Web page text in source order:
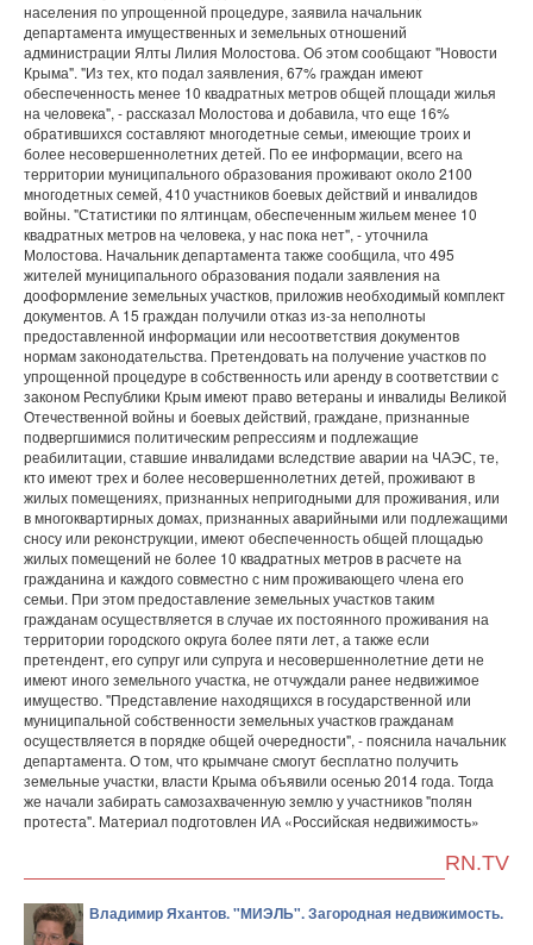
населения по упрощенной процедуре, заявила начальник
департамента имущественных и земельных отношений
администрации Ялты Лилия Молостова. Об этом сообщают "Новости
Крыма". "Из тех, кто подал заявления, 67% граждан имеют
обеспеченность менее 10 квадратных метров общей площади жилья
на человека", - рассказал Молостова и добавила, что еще 16%
обратившихся составляют многодетные семьи, имеющие троих и
более несовершеннолетних детей. По ее информации, всего на
территории муниципального образования проживают около 2100
многодетных семей, 410 участников боевых действий и инвалидов
войны. "Статистики по ялтинцам, обеспеченным жильем менее 10
квадратных метров на человека, у нас пока нет", - уточнила
Молостова. Начальник департамента также сообщила, что 495
жителей муниципального образования подали заявления на
дооформление земельных участков, приложив необходимый комплект
документов. А 15 граждан получили отказ из-за неполноты
предоставленной информации или несоответствия документов
нормам законодательства. Претендовать на получение участков по
упрощенной процедуре в собственность или аренду в соответствии c
законом Республики Крым имеют право ветераны и инвалиды Великой
Отечественной войны и боевых действий, граждане, признанные
подвергшимися политическим репрессиям и подлежащие
реабилитации, ставшие инвалидами вследствие аварии на ЧАЭС, те,
кто имеют трех и более несовершеннолетних детей, проживают в
жилых помещениях, признанных непригодными для проживания, или
в многоквартирных домах, признанных аварийными или подлежащими
сносу или реконструкции, имеют обеспеченность общей площадью
жилых помещений не более 10 квадратных метров в расчете на
гражданина и каждого совместно с ним проживающего члена его
семьи. При этом предоставление земельных участков таким
гражданам осуществляется в случае их постоянного проживания на
территории городского округа более пяти лет, а также если
претендент, его супруг или супруга и несовершеннолетние дети не
имеют иного земельного участка, не отчуждали ранее недвижимое
имущество. "Представление находящихся в государственной или
муниципальной собственности земельных участков гражданам
осуществляется в порядке общей очередности", - пояснила начальник
департамента. О том, что крымчане смогут бесплатно получить
земельные участки, власти Крыма объявили осенью 2014 года. Тогда
же начали забирать самозахваченную землю у участников "полян
протеста". Материал подготовлен ИА «Российская недвижимость»
RN.TV
Владимир Яхантов. "МИЭЛЬ". Загородная недвижимость.